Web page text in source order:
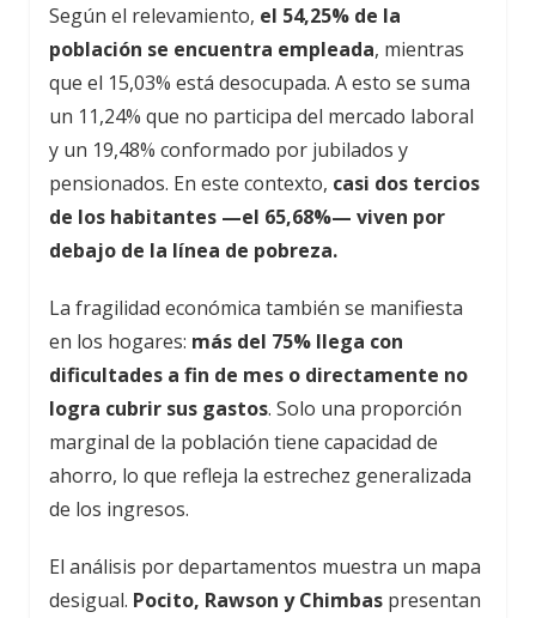
Según el relevamiento, el 54,25% de la
población se encuentra empleada, mientras
que el 15,03% está desocupada. A esto se suma
un 11,24% que no participa del mercado laboral
y un 19,48% conformado por jubilados y
pensionados. En este contexto, casi dos tercios
de los habitantes —el 65,68%— viven por
debajo de la línea de pobreza.
La fragilidad económica también se manifiesta
en los hogares: más del 75% llega con
dificultades a fin de mes o directamente no
logra cubrir sus gastos. Solo una proporción
marginal de la población tiene capacidad de
ahorro, lo que refleja la estrechez generalizada
de los ingresos.
El análisis por departamentos muestra un mapa
desigual. Pocito, Rawson y Chimbas presentan